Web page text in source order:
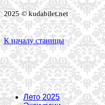
2025 © kudabilet.net
К началу станицы
Лето 2025